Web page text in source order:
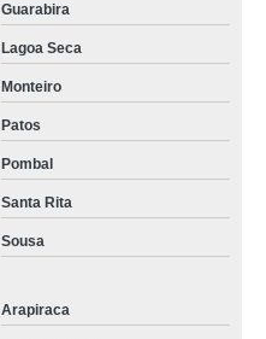
Guarabira
Lagoa Seca
Monteiro
Patos
Pombal
Santa Rita
Sousa
Arapiraca